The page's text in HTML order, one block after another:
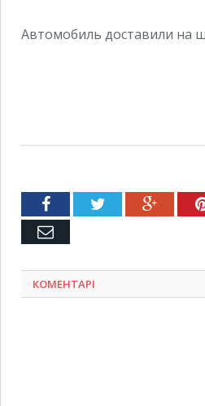
Автомобиль доставили на
FacebookTwitter
Емейл
КОМЕНТАРІ